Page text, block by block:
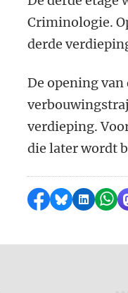
Criminologie.
derde
De opening
verdieping.
die later wordt
Delen op
Delen via
Delen